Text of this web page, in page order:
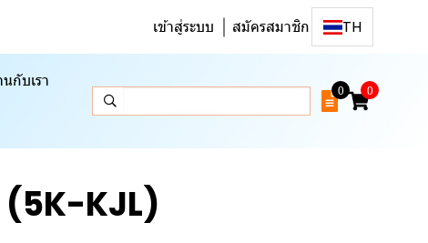
เข้าสู่ระบบ สมัครสมาชิก TH
นกับเรา
0 0
(5K-KJL)